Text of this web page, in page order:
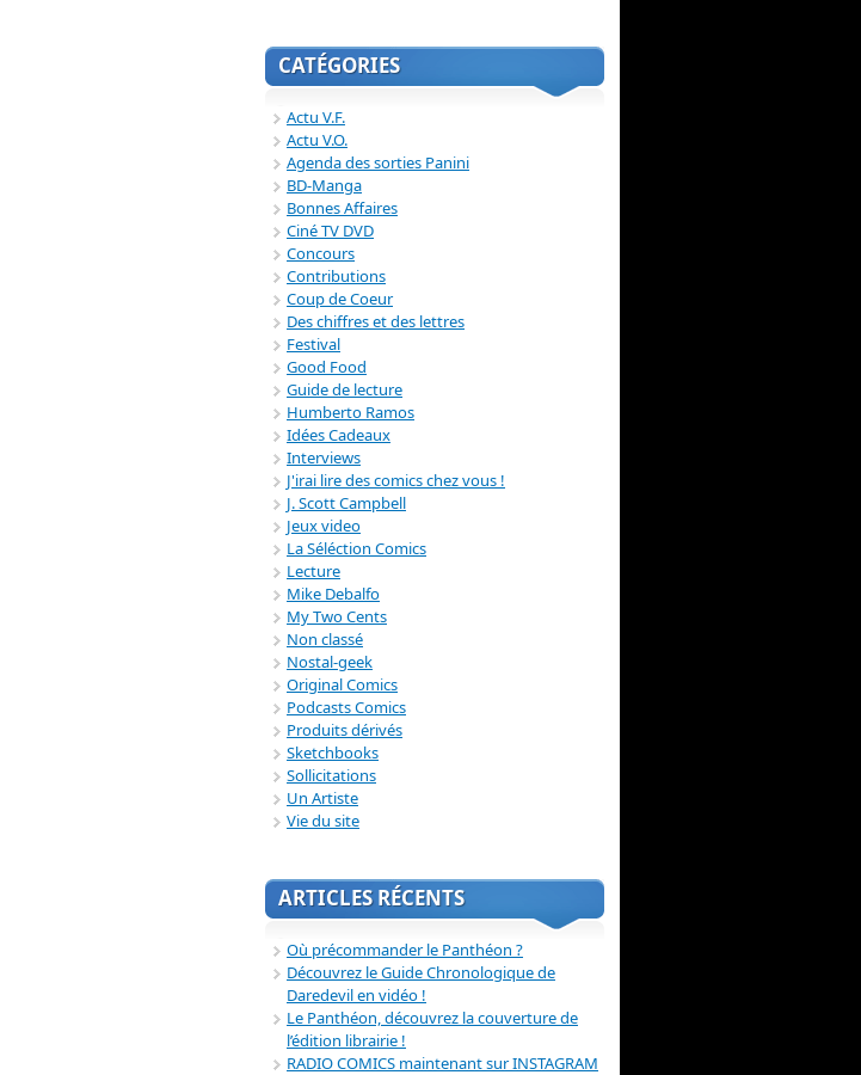
CATÉGORIES
Actu V.F.
Actu V.O.
Agenda des sorties Panini
BD-Manga
Bonnes Affaires
Ciné TV DVD
Concours
Contributions
Coup de Coeur
Des chiffres et des lettres
Festival
Good Food
Guide de lecture
Humberto Ramos
Idées Cadeaux
Interviews
J'irai lire des comics chez vous !
J. Scott Campbell
Jeux video
La Séléction Comics
Lecture
Mike Debalfo
My Two Cents
Non classé
Nostal-geek
Original Comics
Podcasts Comics
Produits dérivés
Sketchbooks
Sollicitations
Un Artiste
Vie du site
ARTICLES RÉCENTS
Où précommander le Panthéon ?
Découvrez le Guide Chronologique de
Daredevil en vidéo !
Le Panthéon, découvrez la couverture de
l’édition librairie !
RADIO COMICS maintenant sur INSTAGRAM